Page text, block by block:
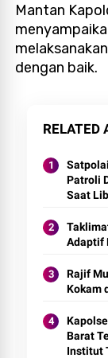
Mantan
dengan baik.
RELATED
Patroli
Saat
Adaptif
Rajif
Kokam
Barat
Institut